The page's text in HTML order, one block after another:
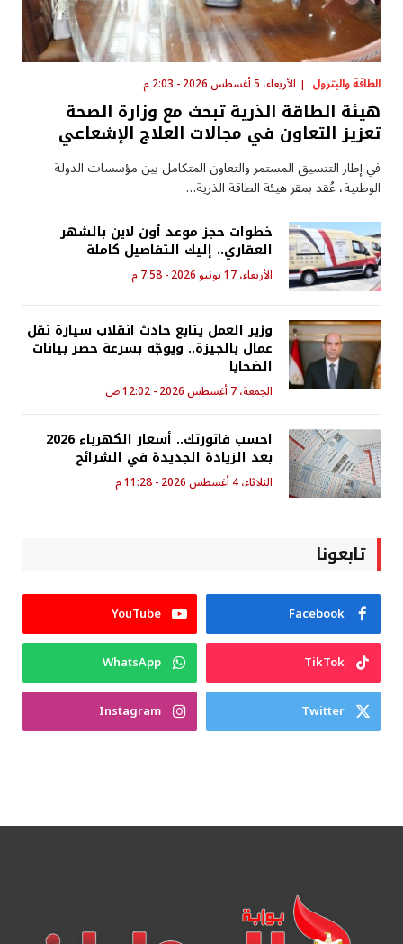
الطاقة والبترول الأربعاء، 5 أغسطس 2026 - 2:03 م
هيئة الطاقة الذرية تبحث مع وزارة الصحة
تعزيز التعاون في مجالات العلاج الإشعاعي
في إطار التنسيق المستمر والتعاون المتكامل بين مؤسسات الدولة
الوطنية، عُقد بمقر هيئة الطاقة الذرية…
خطوات حجز موعد أون لاين بالشهر
العقاري.. إليك التفاصيل كاملة
الأربعاء، 17 يونيو 2026 - 7:58 م
وزير العمل يتابع حادث انقلاب سيارة نقل
عمال بالجيزة.. ويوجّه بسرعة حصر بيانات
الضحايا
الجمعة، 7 أغسطس 2026 - 12:02 ص
احسب فاتورتك.. أسعار الكهرباء 2026
بعد الزيادة الجديدة في الشرائح
الثلاثاء، 4 أغسطس 2026 - 11:28 م
تابعونا
Facebook
YouTube
TikTok
WhatsApp
Twitter
Instagram